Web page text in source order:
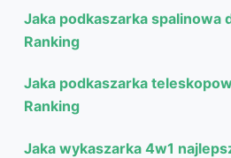
Jaka podkaszarka spalinowa
Ranking
Jaka podkaszarka
Ranking
Jaka wykaszarka 4w1